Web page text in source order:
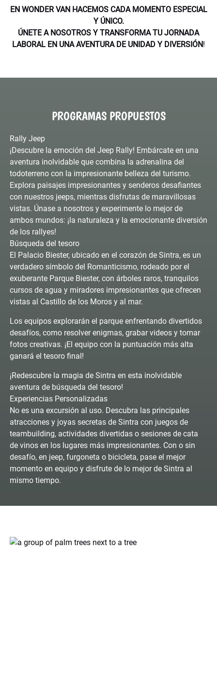
EN WONDER VAN HACEMOS CADA MOMENTO ESPECIAL
Y ÚNICO.
ÚNETE A NOSOTROS Y TRANSFORMA TU JORNADA
LABORAL EN UNA AVENTURA DE UNIDAD Y DIVERSIÓN!
PROGRAMAS PROPUESTOS
Rally Jeep
¡Descubre la emoción del Jeep Rally! Embárcate en una
aventura inolvidable que combina la adrenalina del
todoterreno con la impresionante belleza del turismo.
Explora paisajes impresionantes y senderos desafiantes
con nuestros jeeps, mientras disfrutas de maravillosas
vistas. Únase a nosotros y experimente lo mejor de
ambos mundos: ¡la naturaleza y la emocionante diversión
de los rallyes!
Búsqueda del tesoro
El Palacio Biester, ubicado en el corazón de Sintra, es un
verdadero símbolo del Romanticismo, rodeado por el
exuberante Parque Biester, con árboles raros, tranquilos
cursos de agua y miradores impresionantes que ofrecen
vistas al Castillo de los Moros y al mar.
Los equipos explorarán el parque enfrentando divertidos
desafíos, como resolver enigmas, grabar videos y tomar
fotos creativas. ¡El equipo con la puntuación más alta
ganará el tesoro final!
¡Redescubre la magia de Sintra en esta inolvidable
aventura de búsqueda del tesoro!
Experiencias Personalizadas
No es una excursión al uso. Descubra las principales
atracciones y joyas secretas de Sintra con juegos de
teambuilding, actividades divertidas o sesiones de cata
de vinos en los lugares más impresionantes. Con o sin
desafío, en jeep, furgoneta o bicicleta, pase el mejor
momento en equipo y disfrute de lo mejor de Sintra al
mismo tiempo.